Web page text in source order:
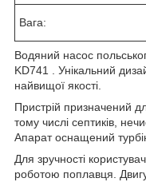
Вага:
Водяний насос
KD741 . Унікальний
найвищої якості.
Пристрій призначений
тому числі септиків,
Апарат оснащений
Для зручності
роботою поплавця.